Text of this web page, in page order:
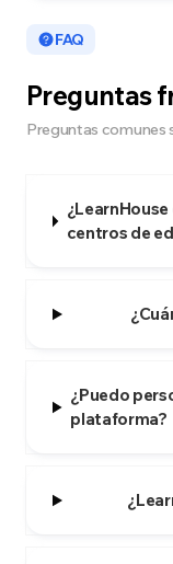
FAQ
Preguntas
Preguntas comunes
centros de
¿Puedo
plataforma?